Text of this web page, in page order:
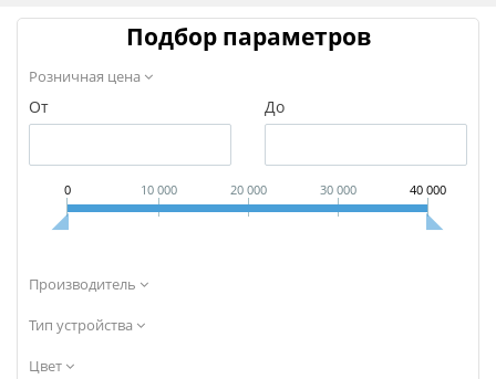
Подбор параметров
Розничная цена
От До
0 10 000 20 000 30 000 40 000
Производитель
Тип устройства
Цвет